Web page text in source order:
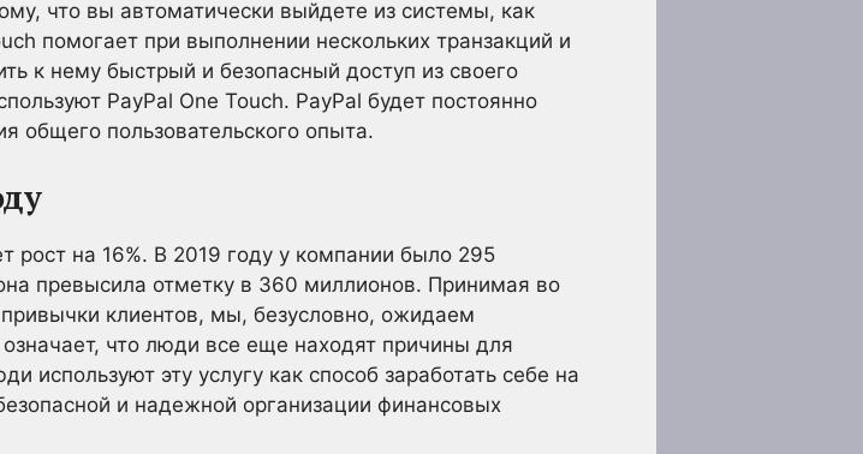
что вы автоматически выйдете из системы, как
помогает при выполнении нескольких транзакций и
к нему быстрый и безопасный доступ из своего
PayPal One Touch. PayPal будет постоянно
общего пользовательского опыта.
рост на 16%. В 2019 году у компании было 295
превысила отметку в 360 миллионов. Принимая во
клиентов, мы, безусловно, ожидаем
что люди все еще находят причины для
используют эту услугу как способ заработать себе на
и надежной организации финансовых